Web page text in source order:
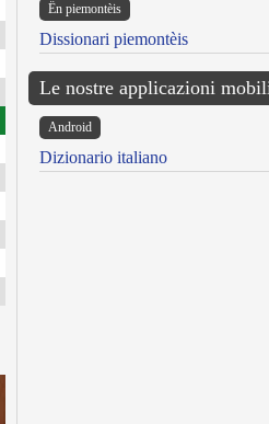
Ën piemontèis
Dissionari piemontèis
Le nostre applicazioni
Android
Dizionario italiano